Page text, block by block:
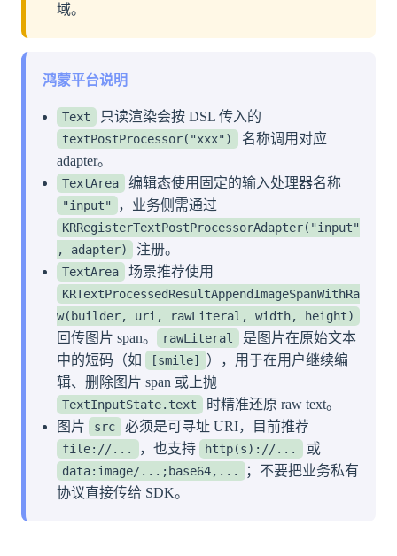
域。
鸿蒙平台说明
Text 只读渲染会按 DSL 传入的
textPostProcessor("xxx")
名称调用对应
adapter。
TextArea 编辑态使用固定的输入处理器名称
"input" ，业务侧需通过
KRRegisterTextPostProcessorAdapter("input"
, adapter)
注册。
TextArea 场景推荐使用
KRTextProcessedResultAppendImageSpanWithRa
w(builder, uri, rawLiteral, width, height)
回传图片 span。 rawLiteral
是图片在原始文本
中的短码（如
[smile]
），用于在用户继续编
辑、删除图片 span 或上抛
TextInputState.text
时精准还原 raw text。
图片
src 必须是可寻址 URI，目前推荐
file://... ，也支持 http(s)://... 或
data:image/...;base64,...
；不要把业务私有
协议直接传给 SDK。